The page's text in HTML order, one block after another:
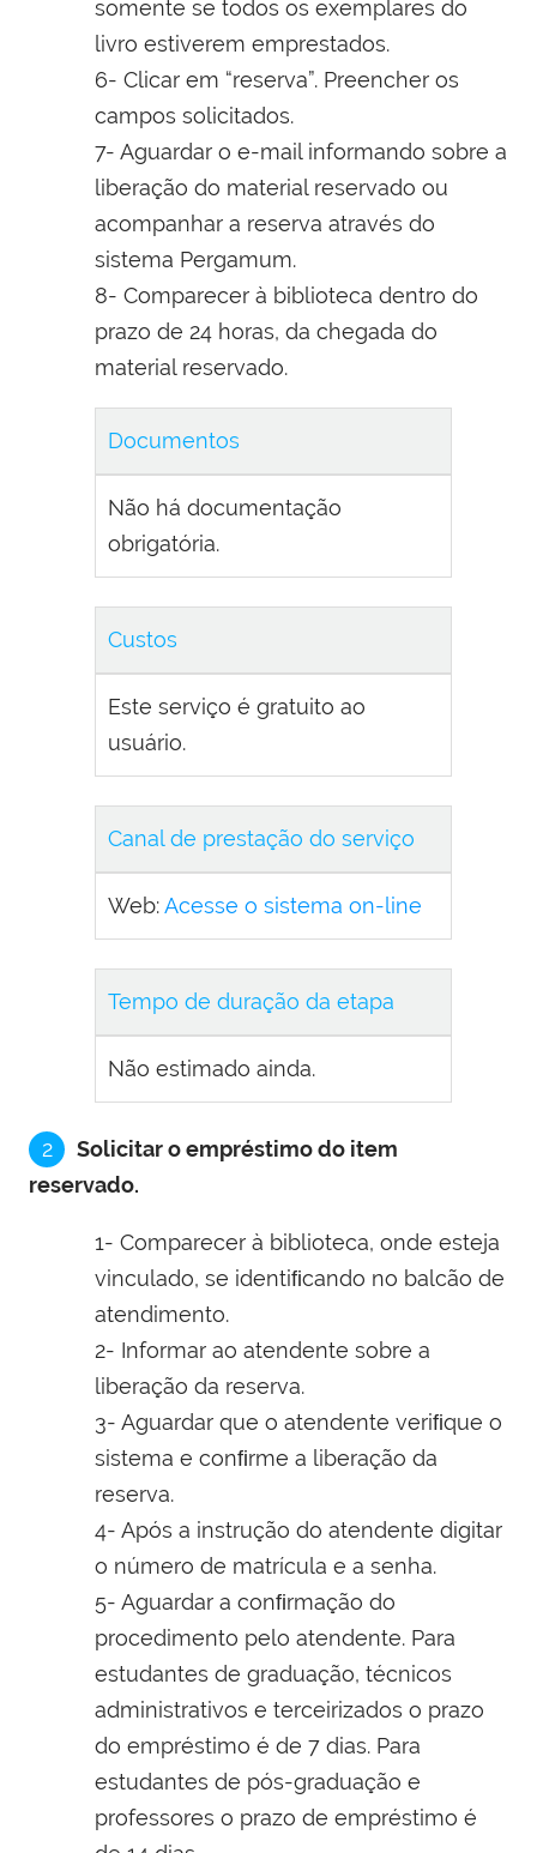
somente se todos os exemplares do
livro estiverem emprestados.
6- Clicar em “reserva”. Preencher os
campos solicitados.
7- Aguardar o e-mail informando sobre a
liberação do material reservado ou
acompanhar a reserva através do
sistema Pergamum.
8- Comparecer à biblioteca dentro do
prazo de 24 horas, da chegada do
material reservado.
Documentos
Não há documentação
obrigatória.
Custos
Este serviço é gratuito ao
usuário.
Canal de prestação do serviço
Web:Acesse o sistema on-line
Tempo de duração da etapa
Não estimado ainda.
2
Solicitar o empréstimo do item
reservado.
1- Comparecer à biblioteca, onde esteja
vinculado, se identiﬁcando no balcão de
atendimento.
2- Informar ao atendente sobre a
liberação da reserva.
3- Aguardar que o atendente veriﬁque o
sistema e conﬁrme a liberação da
reserva.
4- Após a instrução do atendente digitar
o número de matrícula e a senha.
5- Aguardar a conﬁrmação do
procedimento pelo atendente. Para
estudantes de graduação, técnicos
administrativos e terceirizados o prazo
do empréstimo é de 7 dias. Para
estudantes de pós-graduação e
professores o prazo de empréstimo é